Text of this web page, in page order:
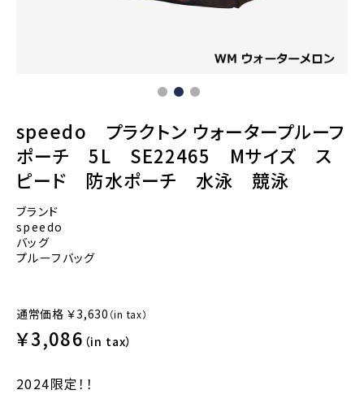
speedo プラクトン ウォータープルーフ
ポーチ 5L SE22465 Mサイズ ス
ピード 防水ポーチ 水泳 競泳
ブランド
speedo
バッグ
プルーフバッグ
通常価格 ￥3,630 （in tax）
￥3,086 （in tax）
2024限定！！